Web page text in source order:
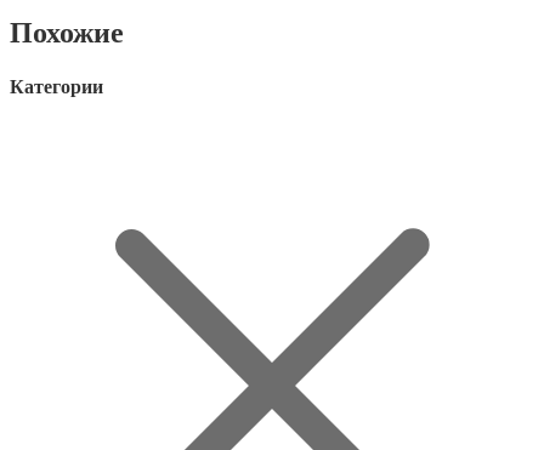
Похожие
Категории